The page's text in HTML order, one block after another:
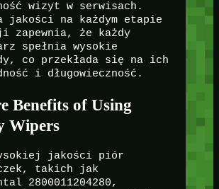
wizyt w serwisach.
jakości na każdym etapie
zapewnia, że każdy
spełnia wysokie
co przekłada się na ich
i długowieczność.
Benefits of Using
Wipers
jakości piór
takich jak
2800011204280,